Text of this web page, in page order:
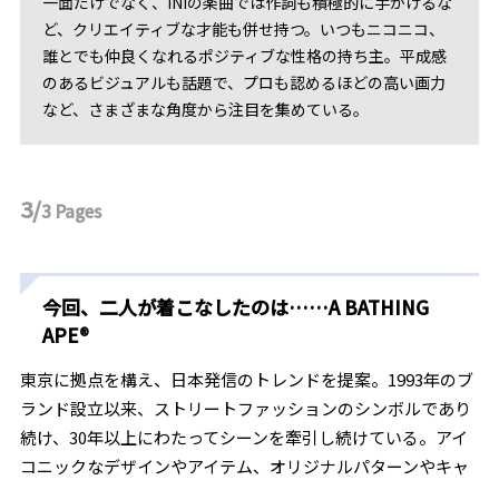
ど、クリエイティブな才能も併せ持つ。いつもニコニコ、
誰とでも仲良くなれるポジティブな性格の持ち主。平成感
のあるビジュアルも話題で、プロも認めるほどの高い画力
など、さまざまな角度から注目を集めている。
3/3 Pages
今回、二人が着こなしたのは……A BATHING
APE®
東京に拠点を構え、日本発信のトレンドを提案。1993年のブ
ランド設立以来、ストリートファッションのシンボルであり
続け、30年以上にわたってシーンを牽引し続けている。アイ
コニックなデザインやアイテム、オリジナルパターンやキャ